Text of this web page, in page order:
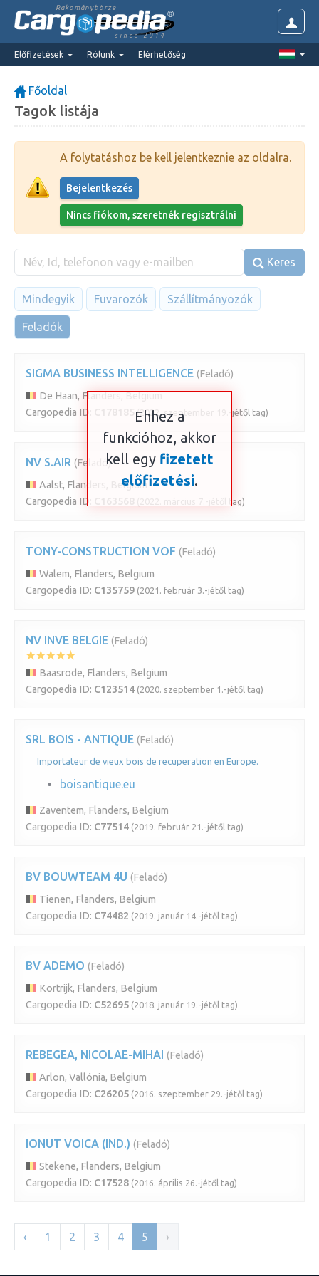
Rakománybörze
since 2014
Előfizetések Rólunk Elérhetőség
Főoldal
Tagok listája
A folytatáshoz be kell jelentkeznie az oldalra.
Bejelentkezés
Nincs fiókom, szeretnék regisztrálni
Keres
Mindegyik Fuvarozók Szállítmányozók
Feladók
SIGMA BUSINESS INTELLIGENCE (Feladó)
De Haan, Flanders, Belgium
Cargopedia ID:
(2022. szeptember 19.-jétől tag)
NV S.AIR (Feladó)
Aalst, Flanders, Belgium
Cargopedia ID:
(2022. március 7.-jétől tag)
TONY-CONSTRUCTION VOF (Feladó)
Walem, Flanders, Belgium
Cargopedia ID: C135759 (2021. február 3.-jétől tag)
NV INVE BELGIE (Feladó)
Baasrode, Flanders, Belgium
Cargopedia ID: C123514 (2020. szeptember 1.-jétől tag)
SRL BOIS - ANTIQUE (Feladó)
Importateur de vieux bois de recuperation en Europe.
boisantique.eu
Zaventem, Flanders, Belgium
Cargopedia ID: C77514 (2019. február 21.-jétől tag)
BV BOUWTEAM 4U (Feladó)
Tienen, Flanders, Belgium
Cargopedia ID: C74482 (2019. január 14.-jétől tag)
BV ADEMO (Feladó)
Kortrijk, Flanders, Belgium
Cargopedia ID: C52695 (2018. január 19.-jétől tag)
REBEGEA, NICOLAE-MIHAI (Feladó)
Arlon, Vallónia, Belgium
Cargopedia ID: C26205 (2016. szeptember 29.-jétől tag)
IONUT VOICA (IND.) (Feladó)
Stekene, Flanders, Belgium
Cargopedia ID: C17528 (2016. április 26.-jétől tag)
‹ 1 2 3 4 5 ›
Ehhez a
funkcióhoz, akkor
kell egy fizetett
előfizetési.